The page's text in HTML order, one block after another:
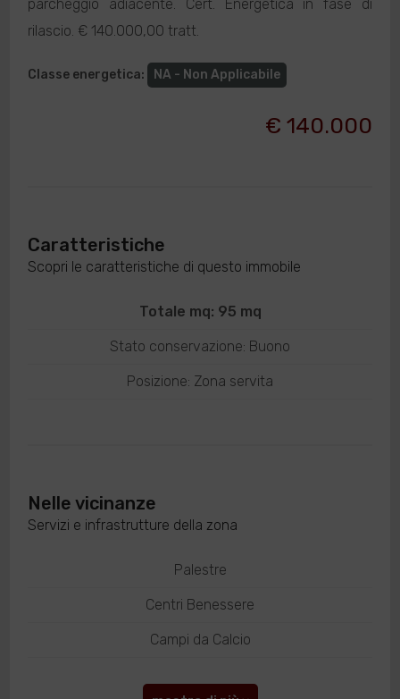
parcheggio adiacente. Cert. Energetica in fase di
rilascio. € 140.000,00 tratt.
Classe energetica: NA - Non Applicabile
€ 140.000
Caratteristiche
Scopri le caratteristiche di questo immobile
Totale mq: 95 mq
Stato conservazione: Buono
Posizione: Zona servita
Nelle vicinanze
Servizi e infrastrutture della zona
Palestre
Centri Benessere
Campi da Calcio